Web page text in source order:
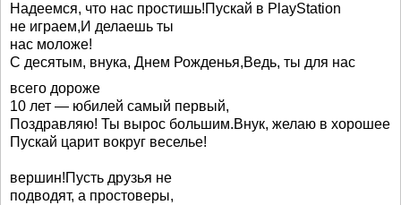
Надеемся, что нас простишь!Пускай в PlayStation
не играем,И делаешь ты
нас моложе!
С десятым, внука, Днем Рожденья,Ведь, ты для нас
всего дороже
10 лет — юбилей самый первый,
Поздравляю! Ты вырос большим.Внук, желаю в хорошее
Пускай царит вокруг веселье!
вершин!Пусть друзья не
подводят, а простоверы,